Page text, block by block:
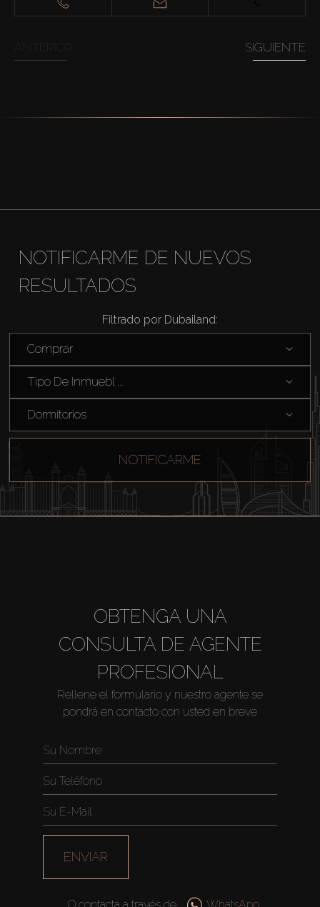
Comprar
Alquilar
SIGUIENTE
NOTIFICARME DE NUEVOS
RESULTADOS
Filtrado por Dubailand:
Comprar
Tipo De Inmuebl ...
Dormitorios
NOTIFICARME
OBTENGA UNA
CONSULTA DE AGENTE
PROFESIONAL
Rellene el formulario y nuestro agente se
pondrá en contacto con usted en breve
ENVIAR